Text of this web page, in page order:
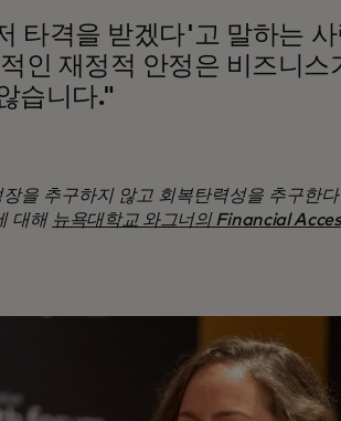
타격을 받겠다'고 말하는
인 재정적 안정은 비즈니스
습니다."
을 추구하지 않고 회복탄력성을 추구한
대해 뉴욕대학교 와그너의 Financial